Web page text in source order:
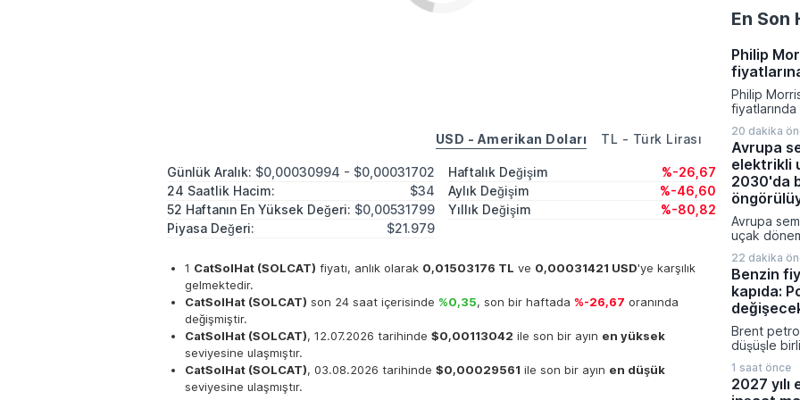
USD - Amerikan Doları TL - Türk Lirası
Günlük Aralık: $0,00030994 - $0,00031702
24 Saatlik Hacim:
$34
52 Haftanın En Yüksek Değeri: $0,00531799
Piyasa Değeri:
$21.979
Haftalık Değişim
%-26,67
Aylık Değişim
%-46,60
Yıllık Değişim
%-80,82
1 CatSolHat (SOLCAT) fiyatı, anlık olarak 0,01503176 TL ve 0,00031421 USD'ye karşılık
gelmektedir.
CatSolHat (SOLCAT) son 24 saat içerisinde %0,35, son bir haftada %-26,67 oranında
değişmiştir.
CatSolHat (SOLCAT), 12.07.2026 tarihinde $0,00113042 ile son bir ayın en yüksek
seviyesine ulaşmıştır.
CatSolHat (SOLCAT), 03.08.2026 tarihinde $0,00029561 ile son bir ayın en düşük
seviyesine ulaşmıştır.
En Son
Philip
Philip
Ağustos
giren zamlı
düşük ve
aralıkları
20 dakika
Avrupa
elektrikli
2030'da
Avrupa
uçak
ilerlemeler
popüler
bataryalı
seyahat
geliyor.
22 dakika
Benzin
kapıda:
Brent
düşüşle
indirim
İndirim
1 saat önce
2027